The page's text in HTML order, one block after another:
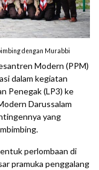
dengan Murabbi
Modern (PPM)
dalam kegiatan
Penegak (LP3) ke
Darussalam
yang
perlombaan di
pramuka penggalang